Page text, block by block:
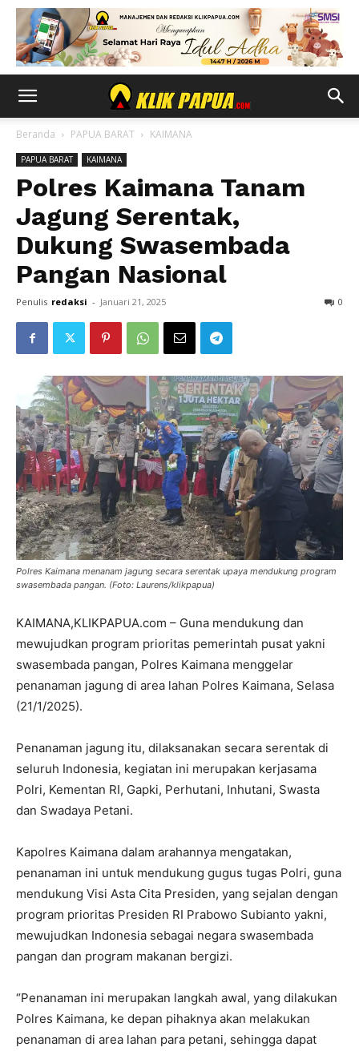
Beranda PAPUA BARAT KAIMANA
PAPUA BARAT KAIMANA
Polres Kaimana Tanam
Jagung Serentak,
Dukung Swasembada
Pangan Nasional
Penulis redaksi - Januari 21, 2025 0
Polres Kaimana menanam jagung secara serentak upaya mendukung program
swasembada pangan. (Foto: Laurens/klikpapua)
KAIMANA,KLIKPAPUA.com – Guna mendukung dan
mewujudkan program prioritas pemerintah pusat yakni
swasembada pangan, Polres Kaimana menggelar
penanaman jagung di area lahan Polres Kaimana, Selasa
(21/1/2025).
Penanaman jagung itu, dilaksanakan secara serentak di
seluruh Indonesia, kegiatan ini merupakan kerjasama
Polri, Kementan RI, Gapki, Perhutani, Inhutani, Swasta
dan Swadaya Petani.
Kapolres Kaimana dalam arahannya mengatakan,
penanaman ini untuk mendukung gugus tugas Polri, guna
mendukung Visi Asta Cita Presiden, yang sejalan dengan
program prioritas Presiden RI Prabowo Subianto yakni,
mewujudkan Indonesia sebagai negara swasembada
pangan dan program makanan bergizi.
“Penanaman ini merupakan langkah awal, yang dilakukan
Polres Kaimana, ke depan pihaknya akan melakukan
penanaman di area lahan para petani, sehingga dapat